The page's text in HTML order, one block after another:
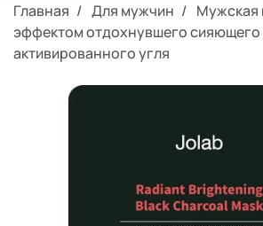
Главная Для мужчин
Мужская
эффектом отдохнувшего сияющего
активированного угля